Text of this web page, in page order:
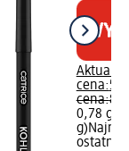
Aktualna
cena:
cena:
0,78 g
g)